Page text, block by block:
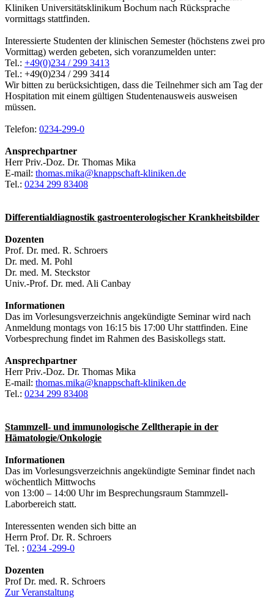
Kliniken Universitätsklinikum Bochum nach Rücksprache
vormittags stattfinden.
Interessierte Studenten der klinischen Semester (höchstens zwei pro
Vormittag) werden gebeten, sich voranzumelden unter:
Tel.: +49(0)234 / 299 3413
Tel.: +49(0)234 / 299 3414
Wir bitten zu berücksichtigen, dass die Teilnehmer sich am Tag der
Hospitation mit einem gültigen Studentenausweis ausweisen
müssen.
Telefon: 0234-299-0
Ansprechpartner
Herr Priv.-Doz. Dr. Thomas Mika
E-mail: thomas.mika@knappschaft-kliniken.de
Tel.: 0234 299 83408
Differentialdiagnostik gastroenterologischer Krankheitsbilder
Dozenten
Prof. Dr. med. R. Schroers
Dr. med. M. Pohl
Dr. med. M. Steckstor
Univ.-Prof. Dr. med. Ali Canbay
Informationen
Das im Vorlesungsverzeichnis angekündigte Seminar wird nach
Anmeldung montags von 16:15 bis 17:00 Uhr stattfinden. Eine
Vorbesprechung findet im Rahmen des Basiskollegs statt.
Ansprechpartner
Herr Priv.-Doz. Dr. Thomas Mika
E-mail: thomas.mika@knappschaft-kliniken.de
Tel.: 0234 299 83408
Stammzell- und immunologische Zelltherapie in der
Hämatologie/Onkologie
Informationen
Das im Vorlesungsverzeichnis angekündigte Seminar findet nach
wöchentlich Mittwochs
von 13:00 – 14:00 Uhr im Besprechungsraum Stammzell-
Laborbereich statt.
Interessenten wenden sich bitte an
Herrn Prof. Dr. R. Schroers
Tel. : 0234 -299-0
Dozenten
Prof Dr. med. R. Schroers
Zur Veranstaltung